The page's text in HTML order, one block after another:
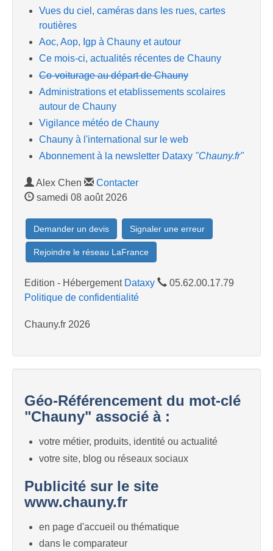
Vues du ciel, caméras dans les rues, cartes
routières
Aoc, Aop, Igp à Chauny et autour
Ce mois-ci, actualités récentes de Chauny
Co-voiturage au départ de Chauny
Administrations et etablissements scolaires
autour de Chauny
Vigilance météo de Chauny
Chauny à l'international sur le web
Abonnement à la newsletter Dataxy "Chauny.fr"
Alex Chen
Contacter
samedi 08 août 2026
Demander un devis Signaler une erreur
Rejoindre le réseau LaFrance
Edition - Hébergement Dataxy
05.62.00.17.79
Politique de confidentialité
Chauny.fr 2026
Géo-Référencement du mot-clé
"Chauny" associé à :
votre métier, produits, identité ou actualité
votre site, blog ou réseaux sociaux
Publicité sur le site
www.chauny.fr
en page d'accueil ou thématique
dans le comparateur